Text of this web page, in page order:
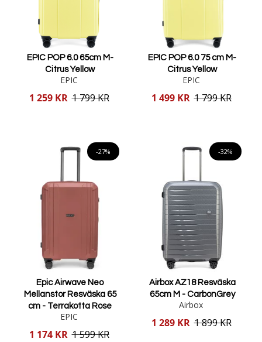
EPIC POP 6.0 65cm M-
Citrus Yellow
EPIC
Reducerat
1 259 KR 1 799 KR
EPIC POP 6.0 75 cm M-
Citrus Yellow
EPIC
Reducerat
1 499 KR 1 799 KR
-27%
Epic Airwave Neo
Mellanstor Resväska 65
cm - Terrakotta Rose
EPIC
Reducerat
1 174 KR 1 599 KR
-32%
Airbox AZ18 Resväska
65cm M - CarbonGrey
Airbox
Reducerat
1 289 KR 1 899 KR